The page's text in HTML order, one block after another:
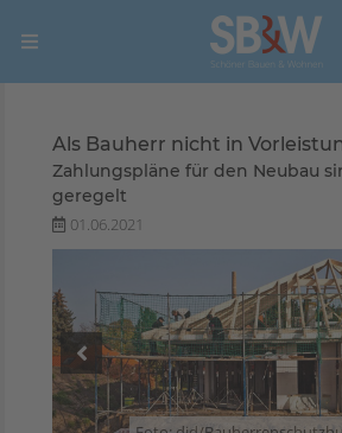
Als Bauherr nicht in
Zahlungspläne für den Neubau
geregelt
01.06.2021